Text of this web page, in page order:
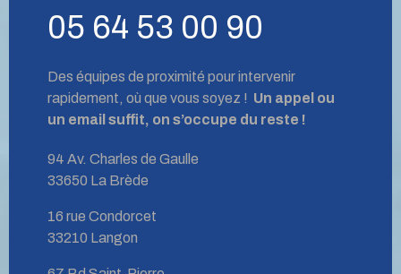
05 64 53 00 90
Des équipes de proximité pour intervenir
rapidement, où que vous soyez ! Un appel ou
un email suffit, on s’occupe du reste !
94 Av. Charles de Gaulle
33650 La Brède
16 rue Condorcet
33210 Langon